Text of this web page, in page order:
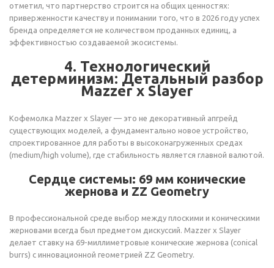
отметил, что партнерство строится на общих ценностях:
приверженности качеству и понимании того, что в 2026 году успех
бренда определяется не количеством проданных единиц, а
эффективностью создаваемой экосистемы.
4. Технологический
детерминизм: Детальный разбор
Mazzer x Slayer
Кофемолка Mazzer x Slayer — это не декоративный апгрейд
существующих моделей, а фундаментально новое устройство,
спроектированное для работы в высоконагруженных средах
(medium/high volume), где стабильность является главной валютой.
Сердце системы: 69 мм конические
жернова и ZZ Geometry
В профессиональной среде выбор между плоскими и коническими
жерновами всегда был предметом дискуссий. Mazzer x Slayer
делает ставку на 69-миллиметровые конические жернова (conical
burrs) с инновационной геометрией ZZ Geometry.